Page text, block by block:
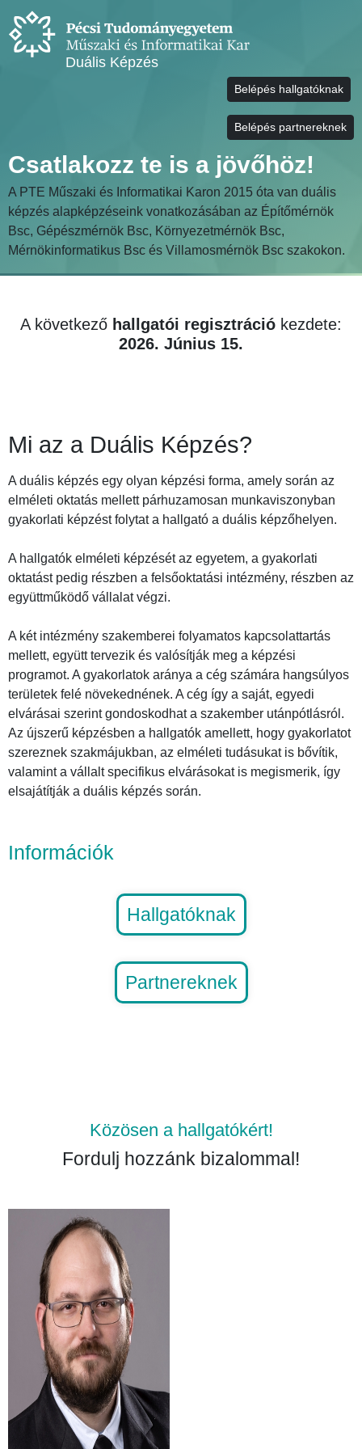
Duális Képzés
Belépés hallgatóknak
Belépés partnereknek
Csatlakozz te is a jövőhöz!
A PTE Műszaki és Informatikai Karon 2015 óta van duális
képzés alapképzéseink vonatkozásában az Építőmérnök
Bsc, Gépészmérnök Bsc, Környezetmérnök Bsc,
Mérnökinformatikus Bsc és Villamosmérnök Bsc szakokon.
A következő hallgatói regisztráció kezdete:
2026. Június 15.
Mi az a Duális Képzés?
A duális képzés egy olyan képzési forma, amely során az
elméleti oktatás mellett párhuzamosan munkaviszonyban
gyakorlati képzést folytat a hallgató a duális képzőhelyen.
A hallgatók elméleti képzését az egyetem, a gyakorlati
oktatást pedig részben a felsőoktatási intézmény, részben az
együttműködő vállalat végzi.
A két intézmény szakemberei folyamatos kapcsolattartás
mellett, együtt tervezik és valósítják meg a képzési
programot. A gyakorlatok aránya a cég számára hangsúlyos
területek felé növekednének. A cég így a saját, egyedi
elvárásai szerint gondoskodhat a szakember utánpótlásról.
Az újszerű képzésben a hallgatók amellett, hogy gyakorlatot
szereznek szakmájukban, az elméleti tudásukat is bővítik,
valamint a vállalt specifikus elvárásokat is megismerik, így
elsajátítják a duális képzés során.
Információk
Hallgatóknak
Partnereknek
Közösen a hallgatókért!
Fordulj hozzánk bizalommal!